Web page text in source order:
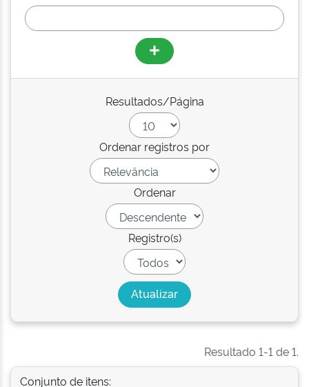
Resultados/Página
Ordenar registros por
Ordenar
Registro(s)
Resultado 1-1 de 1.
Conjunto de itens: